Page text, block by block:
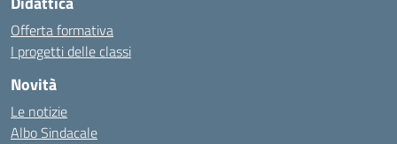
Offerta formativa
I progetti delle classi
Novità
Le notizie
Albo Sindacale